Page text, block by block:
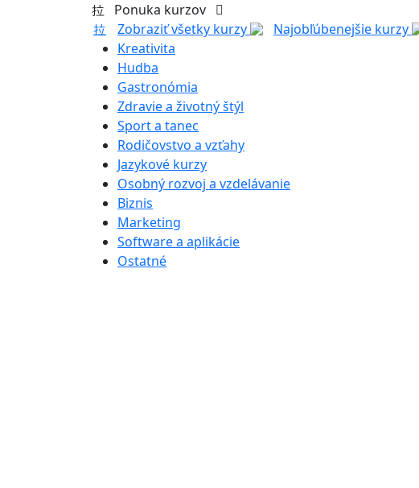
Ponuka kurzov
Zobraziť všetky kurzy
Najobľúbenejšie kurzy
Kreativita
Hudba
Gastronómia
Zdravie a životný štýl
Sport a tanec
Rodičovstvo a vzťahy
Jazykové kurzy
Osobný rozvoj a vzdelávanie
Biznis
Marketing
Software a aplikácie
Ostatné